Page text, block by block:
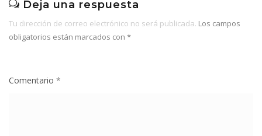
Deja una respuesta
Tu dirección de correo electrónico no será publicada. Los campos
obligatorios están marcados con *
Comentario *